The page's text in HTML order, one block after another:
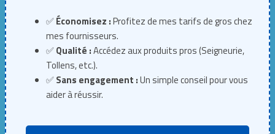
✅Économisez :Profitez de mes tarifs de gros chez
mes fournisseurs.
✅Qualité :Accédez aux produits pros (Seigneurie,
Tollens, etc.).
✅Sans engagement :Un simple conseil pour vous
aider à réussir.